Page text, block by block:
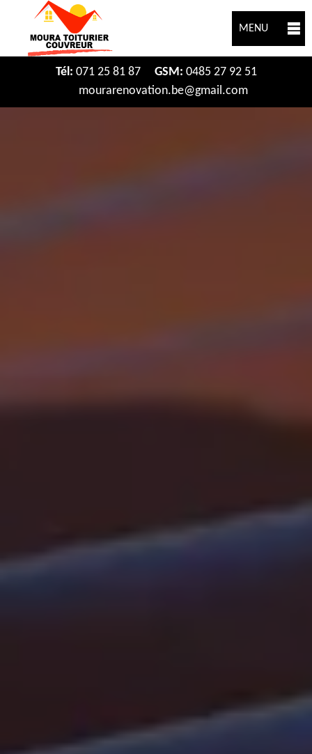
MENU
Tél: 071 25 81 87 GSM: 0485 27 92 51
mourarenovation.be@gmail.com